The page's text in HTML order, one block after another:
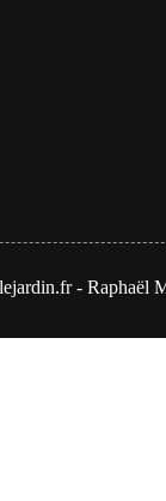
- Raphaël